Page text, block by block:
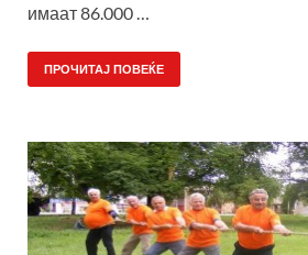
имаат 86.000 …
ПРОЧИТАЈ ПОВЕЌЕ